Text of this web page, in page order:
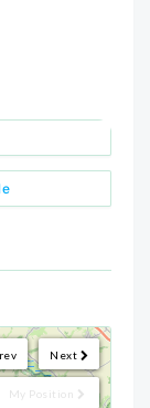
Next
My Position